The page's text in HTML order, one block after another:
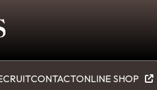
CONTACTONLINE SHOP